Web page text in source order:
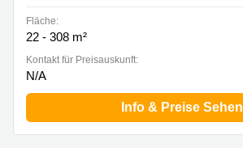
Fläche:
22 - 308 m²
Kontakt für Preisauskunft:
N/A
Info & Preise Sehen